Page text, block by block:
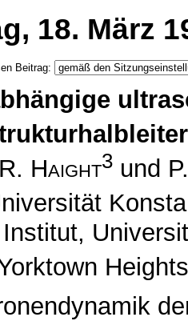
18. März
Beitrag:
R. Haight3 und